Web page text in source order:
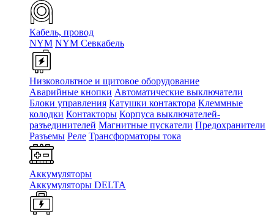
Кабель, провод
NYM NYM Севкабель
Низковольтное и щитовое оборудование
Аварийные кнопки Автоматические выключатели
Блоки управления Катушки контактора Клеммные
колодки Контакторы Корпуса выключателей-
разъединителей Магнитные пускатели Предохранители
Разъемы Реле Трансформаторы тока
Аккумуляторы
Аккумуляторы DELTA